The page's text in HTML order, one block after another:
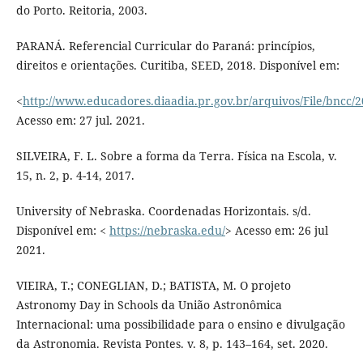
do Porto. Reitoria, 2003.
PARANÁ. Referencial Curricular do Paraná: princípios,
direitos e orientações. Curitiba, SEED, 2018. Disponível em:
<http://www.educadores.diaadia.pr.gov.br/arquivos/File/bncc/
Acesso em: 27 jul. 2021.
SILVEIRA, F. L. Sobre a forma da Terra. Física na Escola, v.
15, n. 2, p. 4-14, 2017.
University of Nebraska. Coordenadas Horizontais. s/d.
Disponível em: < https://nebraska.edu/> Acesso em: 26 jul
2021.
VIEIRA, T.; CONEGLIAN, D.; BATISTA, M. O projeto
Astronomy Day in Schools da União Astronômica
Internacional: uma possibilidade para o ensino e divulgação
da Astronomia. Revista Pontes. v. 8, p. 143–164, set. 2020.